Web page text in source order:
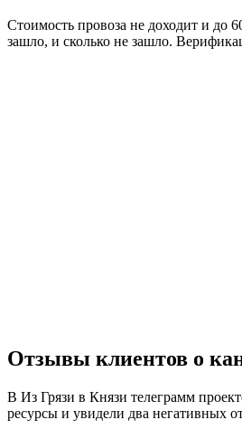
Стоимость провоза не доходит и до
зашло, и сколько не зашло.
Отзывы клиентов о
В Из Грязи в Князи телеграмм
ресурсы и увидели два негативных